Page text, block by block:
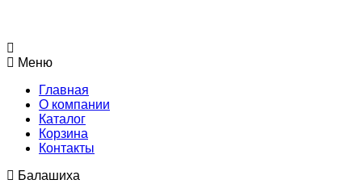
Меню
Главная
О компании
Каталог
Корзина
Контакты
Балашиха